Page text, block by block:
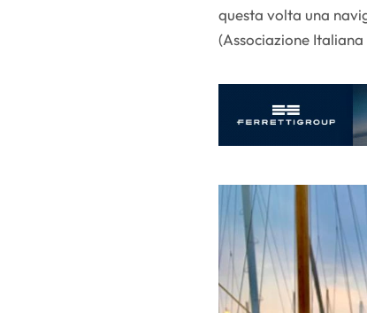
questa volta una
(Associazione Italiana